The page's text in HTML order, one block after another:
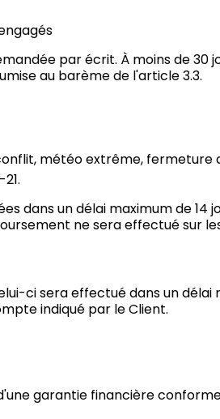
par écrit. À moins de 30
au barème de l'article 3.3.
météo extrême, fermeture
dans un délai maximum de
ne sera effectué sur
ci sera effectué dans un délai
indiqué par le Client.
garantie financière